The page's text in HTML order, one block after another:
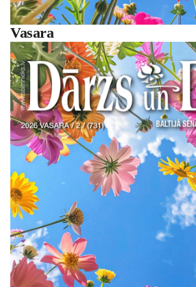
Vasara